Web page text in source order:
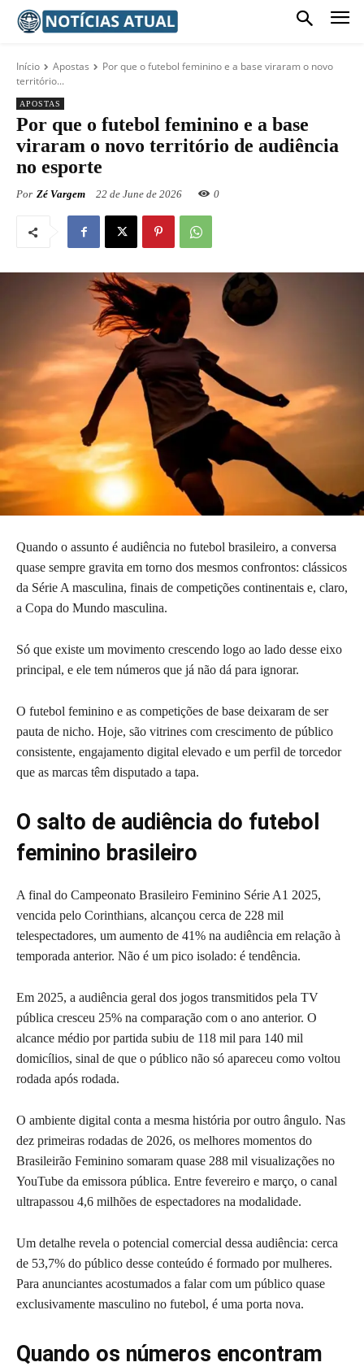
Início Apostas
Por que o futebol feminino e a base viraram o novo
território...
APOSTAS
Por que o futebol feminino e a base
viraram o novo território de audiência
no esporte
Por Zé Vargem 22 de June de 2026 0
Quando o assunto é audiência no futebol brasileiro, a conversa
quase sempre gravita em torno dos mesmos confrontos: clássicos
da Série A masculina, finais de competições continentais e, claro,
a Copa do Mundo masculina.
Só que existe um movimento crescendo logo ao lado desse eixo
principal, e ele tem números que já não dá para ignorar.
O futebol feminino e as competições de base deixaram de ser
pauta de nicho. Hoje, são vitrines com crescimento de público
consistente, engajamento digital elevado e um perfil de torcedor
que as marcas têm disputado a tapa.
O salto de audiência do futebol
feminino brasileiro
A final do Campeonato Brasileiro Feminino Série A1 2025,
vencida pelo Corinthians, alcançou cerca de 228 mil
telespectadores, um aumento de 41% na audiência em relação à
temporada anterior. Não é um pico isolado: é tendência.
Em 2025, a audiência geral dos jogos transmitidos pela TV
pública cresceu 25% na comparação com o ano anterior. O
alcance médio por partida subiu de 118 mil para 140 mil
domicílios, sinal de que o público não só apareceu como voltou
rodada após rodada.
O ambiente digital conta a mesma história por outro ângulo. Nas
dez primeiras rodadas de 2026, os melhores momentos do
Brasileirão Feminino somaram quase 288 mil visualizações no
YouTube da emissora pública. Entre fevereiro e março, o canal
ultrapassou 4,6 milhões de espectadores na modalidade.
Um detalhe revela o potencial comercial dessa audiência: cerca
de 53,7% do público desse conteúdo é formado por mulheres.
Para anunciantes acostumados a falar com um público quase
exclusivamente masculino no futebol, é uma porta nova.
Quando os números encontram